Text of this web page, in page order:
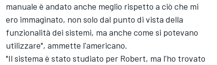
manuale è andato anche meglio rispetto a ciò che mi
ero immaginato, non solo dal punto di vista della
funzionalità dei sistemi, ma anche come si potevano
utilizzare", ammette l'americano.
"Il sistema è stato studiato per Robert, ma l'ho trovato